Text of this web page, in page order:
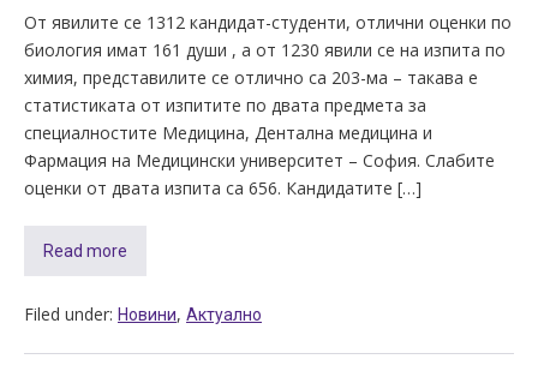
От явилите се 1312 кандидат-студенти, отлични оценки по
биология имат 161 души , а от 1230 явили се на изпита по
химия, представилите се отлично са 203-ма – такава е
статистиката от изпитите по двата предмета за
специалностите Медицина, Дентална медицина и
Фармация на Медицински университет – София. Слабите
оценки от двата изпита са 656. Кандидатите […]
Read more
Filed under: Новини, Актуално